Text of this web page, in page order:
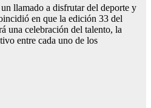
llamado a disfrutar del deporte y
en que la edición 33 del
una celebración del talento, la
entre cada uno de los